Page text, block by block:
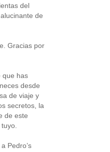
del
de
Gracias por
que has
desde
de viaje y
secretos, la
de este
Pedro’s